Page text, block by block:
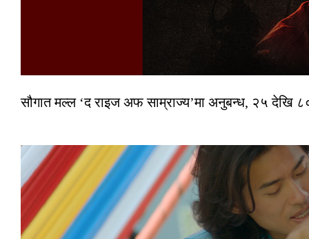
सौगात मल्ल ‘द राइज अफ साम्राज्य’मा अनुबन्ध, २५ देखि